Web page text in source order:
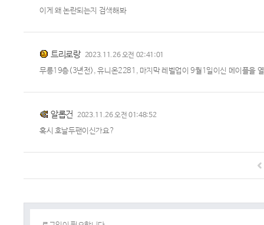
이게 왜 논란되는지 검색해봐
트리로랑 2023.11.26 오전 02:41:01
무릉19층(3년전), 유니온2281, 마지막 레벨업이 9월1일이신 메이플을
알롭건 2023.11.26 오전 01:48:52
혹시 호날두팬이신가요?